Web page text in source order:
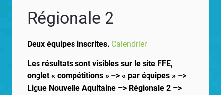
Régionale 2
Deux équipes inscrites. Calendrier
Les résultats sont visibles sur le site FFE,
onglet « compétitions » –> « par équipes » –>
Ligue Nouvelle Aquitaine –> Régionale 2 –>